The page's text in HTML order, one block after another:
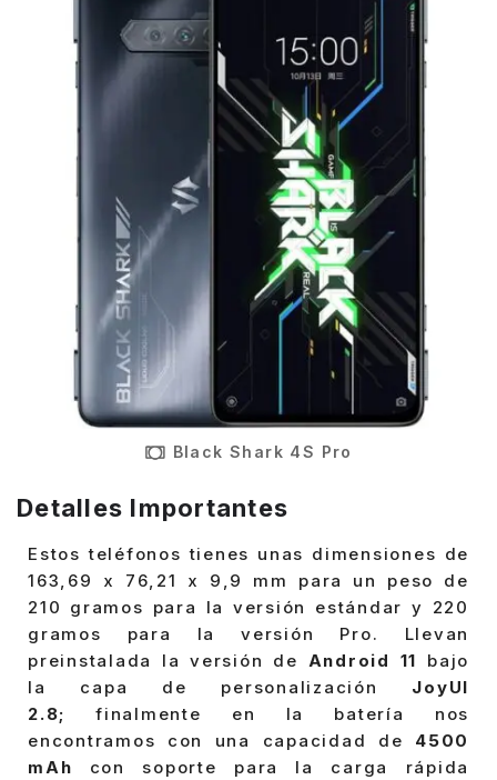
Black Shark 4S Pro
Detalles Importantes
Estos teléfonos tienes unas dimensiones de
163,69 x 76,21 x 9,9 mm para un peso de
210 gramos para la versión estándar y 220
gramos para la versión Pro. Llevan
preinstalada la versión de Android 11 bajo
la capa de personalización JoyUI
2.8;finalmente en la batería nos
encontramos con una capacidad de 4500
mAh con soporte para la carga rápida